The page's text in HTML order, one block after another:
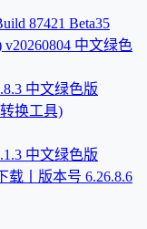
87421 Beta35
中文绿色
中文绿色版
换工具)
中文绿色版
载丨版本号 6.26.8.6